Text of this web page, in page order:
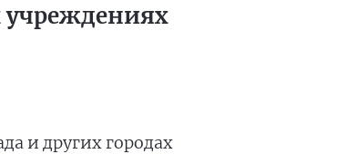
учреждениях
и других городах